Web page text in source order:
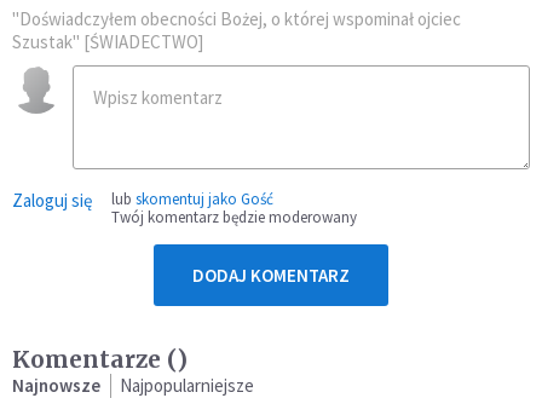
"Doświadczyłem obecności Bożej, o której wspominał ojciec
Szustak" [ŚWIADECTWO]
Zaloguj się lub skomentuj jako Gość
Twój komentarz będzie moderowany
DODAJ KOMENTARZ
Komentarze ()
Najnowsze Najpopularniejsze